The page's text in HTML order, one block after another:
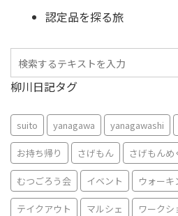
認定品を探る旅
柳川日記タグ
suito yanagawa yanagawashi
お持ち帰り さげもん さげもんめ
むつごろう会 イベント ウォーキ
テイクアウト マルシェ ワークシ